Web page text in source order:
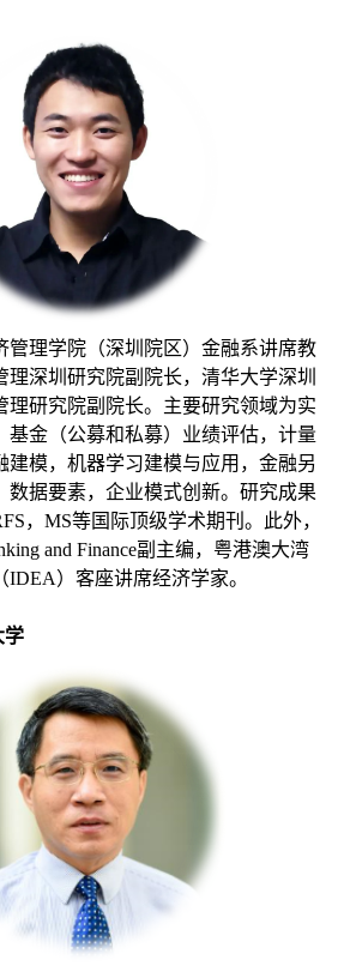
管理学院（深圳院区）金融系讲席教
深圳研究院副院长，清华大学深圳
理研究院副院长。主要研究领域为实
基金（公募和私募）业绩评估，计量
建模，机器学习建模与应用，金融另
数据要素，企业模式创新。研究成果
，MS等国际顶级学术期刊。此外，
and Finance副主编，粤港澳大湾
IDEA）客座讲席经济学家。
学